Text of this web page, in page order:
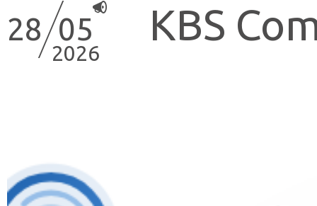
28 05
2026
KBS